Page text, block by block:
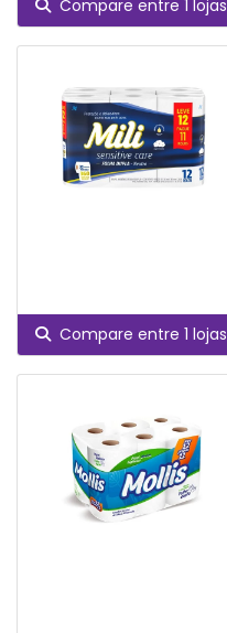
Compare entre 1 lojas
Compare entre 1 lojas